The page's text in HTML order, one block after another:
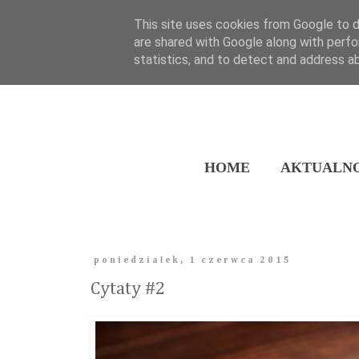
HOME
poniedziałek, 1 czerwca 2015
Cytaty #2
This site uses cookies from Google to
are shared with Google along with
statistics, and to detect and address